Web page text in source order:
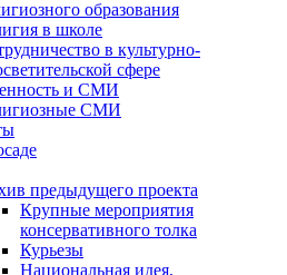
образования
в школе
в культурно-
сфере
и СМИ
СМИ
предыдущего проекта
Крупные мероприятия
консервативного толка
Курьезы
Национальная идея,